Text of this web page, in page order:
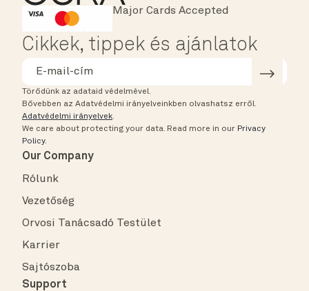
HSA/FSA Eligible
Instant Checkout
Major Cards Accepted
Cikkek, tippek és ajánlatok
Törődünk az adataid védelmével.
Bővebben az Adatvédelmi irányelveinkben olvashatsz erről.
Adatvédelmi irányelvek.
We care about protecting your data. Read more in our Privacy
Policy.
Our Company
Rólunk
Vezetőség
Orvosi Tanácsadó Testület
Karrier
Sajtószoba
Support